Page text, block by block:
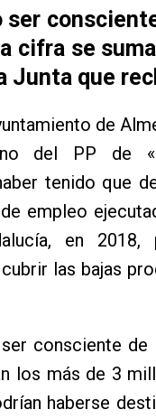
ser
cifra se
Junta que
de
del PP de
tenido que
empleo
en 2018,
las bajas
consciente de
los más de 3
haberse